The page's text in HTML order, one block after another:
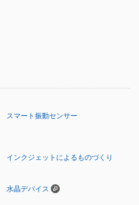
スマート振動センサー
インクジェットによるものづくり
水晶デバイス